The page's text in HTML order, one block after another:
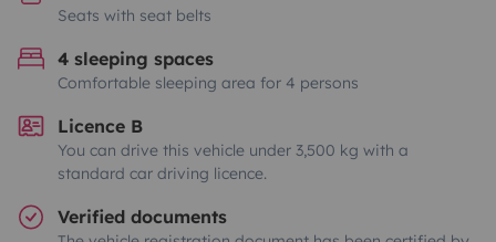
Seats with seat belts
4 sleeping spaces
Comfortable sleeping area for 4 persons
Licence B
You can drive this vehicle under 3,500 kg with a
standard car driving licence.
Verified documents